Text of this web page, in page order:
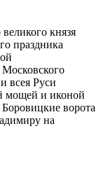
князя
праздника
всея Руси
мощей и иконой
ворота
на